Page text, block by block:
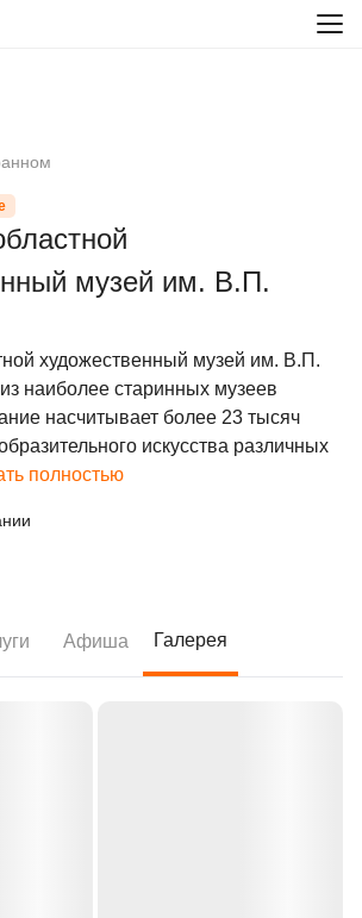
музей им. В.П.
художественный музей им. В.П.
наиболее старинных музеев
насчитывает более 23 тысяч
искусства различных
полностью
Афиша Галерея